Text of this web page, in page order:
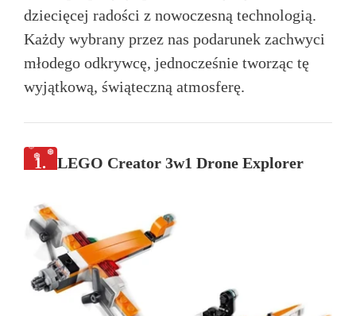
dziecięcej radości z nowoczesną technologią.
Każdy wybrany przez nas podarunek zachwyci
młodego odkrywcę, jednocześnie tworząc tę
wyjątkową, świąteczną atmosferę.
1. LEGO Creator 3w1 Drone Explorer